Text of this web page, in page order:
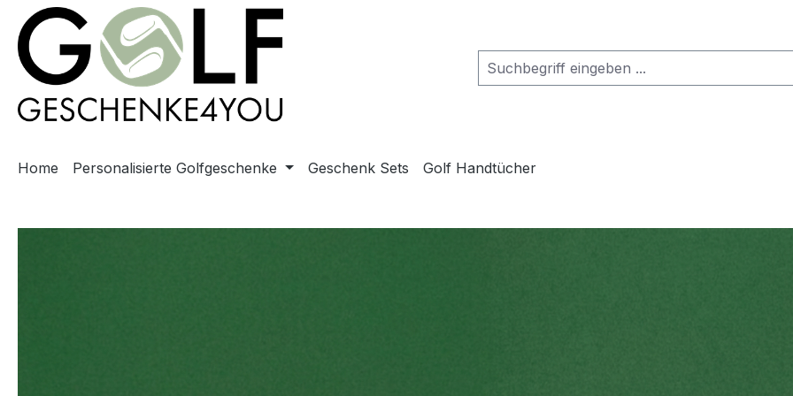
Zur Hauptnavigation springen
Home Personalisierte Golfgeschenke Geschenk Sets Golf Handtücher